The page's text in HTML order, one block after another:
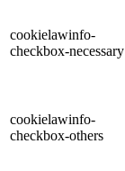
cookielawinfo-
checkbox-necessary
cookielawinfo-
checkbox-others